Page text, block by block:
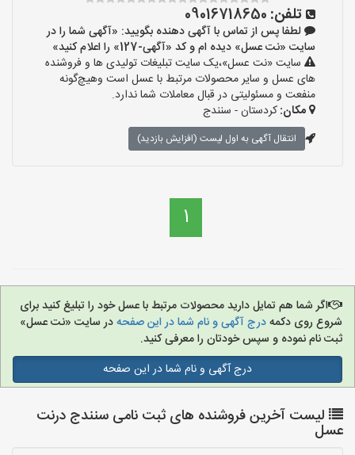
تلفن: 09016718650
لطفا پس از تماس با آگهی دهنده بگویید: «آگهی شما را در
سایت «نت عسل» دیده ام و کد «آگهی-127» را اعلام کنید»
سایت «نت عسل»،یک سایت تبلیغات تولیدی ها و فروشنده
های عسل و سایر محصولات مرتبط با عسل است وهیچ‌گونه
منفعت و مسئولیتی در قبال معاملات شما ندارد.
مکان:کردستان - سنندج
انتقال آگهی به اول لیست (افزایش بازدید)
1
اگر شما هم تمایل دارید محصولات مرتبط با عسل خود را تبلیغ کنید برای
شروع روی دکمهدرج آگهی و نام شما در این صفحهدر سایت «نت عسل»
ثبت نام نموده و سپس خودتان را معرفی کنید.
درج آگهی و نام شما در این صفحه
لیست آخرین فروشنده های ثبت نامی سنندج درنت
عسل